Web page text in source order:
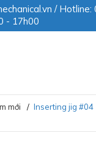
/
- 17h00
mới Inserting jig #04